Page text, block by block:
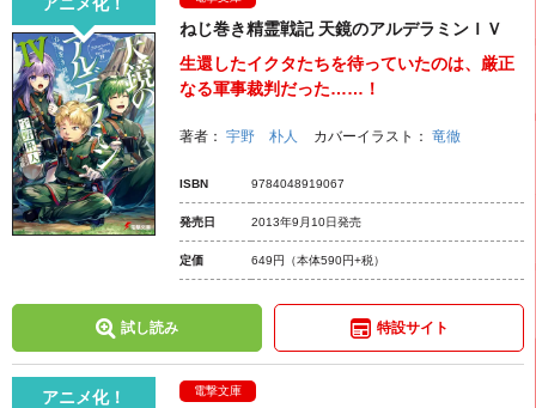
ねじ巻き精霊戦記 天鏡のアルデラミンＩＶ
生還したイクタたちを待っていたのは、厳正
なる軍事裁判だった……！
著者： 宇野 朴人 カバーイラスト： 竜徹
ISBN 9784048919067
発売日 2013年9月10日発売
定価 649円 （本体590円+税）
試し読み 特設サイト
アニメ化！ 電撃文庫